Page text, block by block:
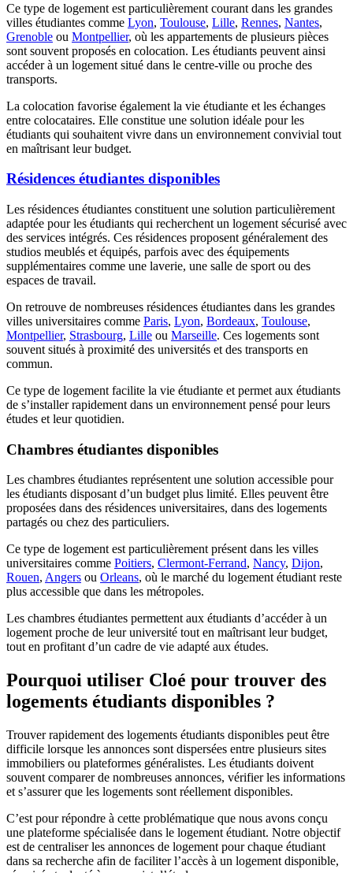
Ce type de logement est particulièrement courant dans les grandes
villes étudiantes comme Lyon, Toulouse, Lille, Rennes, Nantes,
Grenoble ou Montpellier, où les appartements de plusieurs pièces
sont souvent proposés en colocation. Les étudiants peuvent ainsi
accéder à un logement situé dans le centre-ville ou proche des
transports.
La colocation favorise également la vie étudiante et les échanges
entre colocataires. Elle constitue une solution idéale pour les
étudiants qui souhaitent vivre dans un environnement convivial tout
en maîtrisant leur budget.
Résidences étudiantes disponibles
Les résidences étudiantes constituent une solution particulièrement
adaptée pour les étudiants qui recherchent un logement sécurisé avec
des services intégrés. Ces résidences proposent généralement des
studios meublés et équipés, parfois avec des équipements
supplémentaires comme une laverie, une salle de sport ou des
espaces de travail.
On retrouve de nombreuses résidences étudiantes dans les grandes
villes universitaires comme Paris, Lyon, Bordeaux, Toulouse,
Montpellier, Strasbourg, Lille ou Marseille. Ces logements sont
souvent situés à proximité des universités et des transports en
commun.
Ce type de logement facilite la vie étudiante et permet aux étudiants
de s’installer rapidement dans un environnement pensé pour leurs
études et leur quotidien.
Chambres étudiantes disponibles
Les chambres étudiantes représentent une solution accessible pour
les étudiants disposant d’un budget plus limité. Elles peuvent être
proposées dans des résidences universitaires, dans des logements
partagés ou chez des particuliers.
Ce type de logement est particulièrement présent dans les villes
universitaires comme Poitiers, Clermont-Ferrand, Nancy, Dijon,
Rouen, Angers ou Orleans, où le marché du logement étudiant reste
plus accessible que dans les métropoles.
Les chambres étudiantes permettent aux étudiants d’accéder à un
logement proche de leur université tout en maîtrisant leur budget,
tout en profitant d’un cadre de vie adapté aux études.
Pourquoi utiliser Cloé pour trouver des
logements étudiants disponibles ?
Trouver rapidement des logements étudiants disponibles peut être
difficile lorsque les annonces sont dispersées entre plusieurs sites
immobiliers ou plateformes généralistes. Les étudiants doivent
souvent comparer de nombreuses annonces, vérifier les informations
et s’assurer que les logements sont réellement disponibles.
C’est pour répondre à cette problématique que nous avons conçu
une plateforme spécialisée dans le logement étudiant. Notre objectif
est de centraliser les annonces de logement pour chaque étudiant
dans sa recherche afin de faciliter l’accès à un logement disponible,